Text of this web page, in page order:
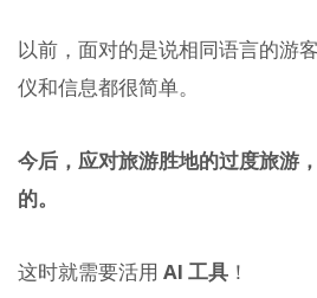
以前，面对的是说相同语言的游
仪和信息都很简单。
今后，应对旅游胜地的过度旅游
的。
这时就需要活用 AI 工具 ！